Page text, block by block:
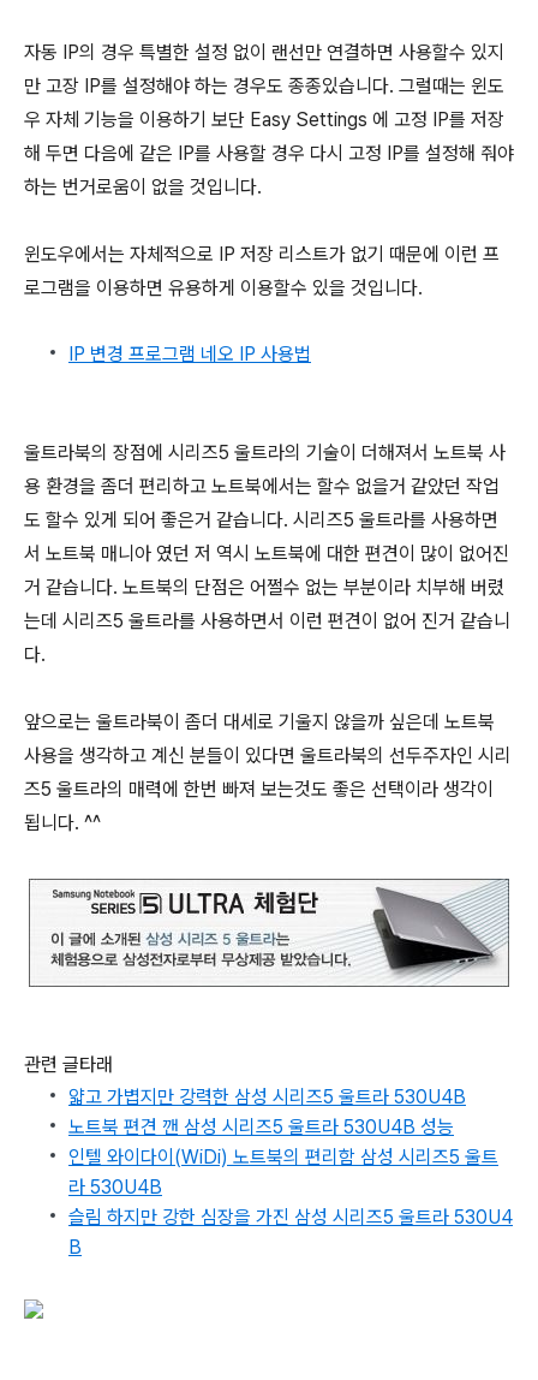
자동 IP의 경우 특별한 설정 없이 랜선만 연결하면 사용할수 있지
만 고장 IP를 설정해야 하는 경우도 종종있습니다. 그럴때는 윈도
우 자체 기능을 이용하기 보단 Easy Settings 에 고정 IP를 저장
해 두면 다음에 같은 IP를 사용할 경우 다시 고정 IP를 설정해 줘야
하는 번거로움이 없을 것입니다.
윈도우에서는 자체적으로 IP 저장 리스트가 없기 때문에 이런 프
로그램을 이용하면 유용하게 이용할수 있을 것입니다.
IP 변경 프로그램 네오 IP 사용법
울트라북의 장점에 시리즈5 울트라의 기술이 더해져서 노트북 사
용 환경을 좀더 편리하고 노트북에서는 할수 없을거 같았던 작업
도 할수 있게 되어 좋은거 같습니다. 시리즈5 울트라를 사용하면
서 노트북 매니아 였던 저 역시 노트북에 대한 편견이 많이 없어진
거 같습니다. 노트북의 단점은 어쩔수 없는 부분이라 치부해 버렸
는데 시리즈5 울트라를 사용하면서 이런 편견이 없어 진거 같습니
다.
앞으로는 울트라북이 좀더 대세로 기울지 않을까 싶은데 노트북
사용을 생각하고 계신 분들이 있다면 울트라북의 선두주자인 시리
즈5 울트라의 매력에 한번 빠져 보는것도 좋은 선택이라 생각이
됩니다. ^^
관련 글타래
얇고 가볍지만 강력한 삼성 시리즈5 울트라 530U4B
노트북 편견 깬 삼성 시리즈5 울트라 530U4B 성능
인텔 와이다이(WiDi) 노트북의 편리함 삼성 시리즈5 울트
라 530U4B
슬림 하지만 강한 심장을 가진 삼성 시리즈5 울트라 530U4
B